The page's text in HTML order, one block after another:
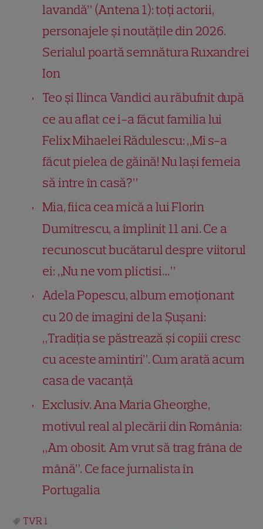
lavandă” (Antena 1): toți actorii,
personajele și noutățile din 2026.
Serialul poartă semnătura Ruxandrei
Ion
Teo și Ilinca Vandici au răbufnit după
ce au aflat ce i-a făcut familia lui
Felix Mihaelei Rădulescu: „Mi s-a
făcut pielea de găină! Nu lași femeia
să intre în casă?”
Mia, fiica cea mică a lui Florin
Dumitrescu, a împlinit 11 ani. Ce a
recunoscut bucătarul despre viitorul
ei: „Nu ne vom plictisi…”
Adela Popescu, album emoționant
cu 20 de imagini de la Șușani:
„Tradiția se păstrează și copiii cresc
cu aceste amintiri”. Cum arată acum
casa de vacanță
Exclusiv. Ana Maria Gheorghe,
motivul real al plecării din România:
„Am obosit. Am vrut să trag frâna de
mână”. Ce face jurnalista în
Portugalia
TVR 1